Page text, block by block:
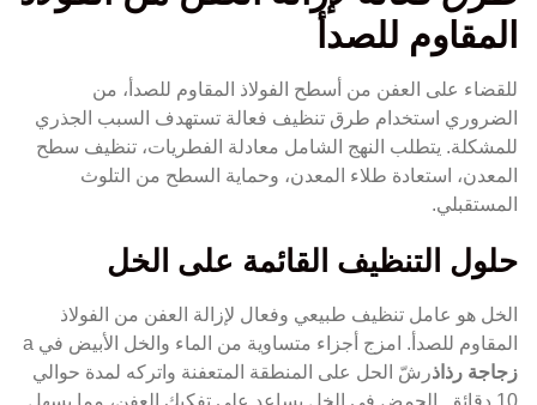
المقاوم للصدأ
للقضاء على العفن من أسطح الفولاذ المقاوم للصدأ، من
الضروري استخدام طرق تنظيف فعالة تستهدف السبب الجذري
للمشكلة. يتطلب النهج الشامل معادلة الفطريات، تنظيف سطح
المعدن، استعادة طلاء المعدن، وحماية السطح من التلوث
المستقبلي.
حلول التنظيف القائمة على الخل
الخل هو عامل تنظيف طبيعي وفعال لإزالة العفن من الفولاذ
المقاوم للصدأ. امزج أجزاء متساوية من الماء والخل الأبيض في a
زجاجة رذاذرشّ الحل على المنطقة المتعفنة واتركه لمدة حوالي
10 دقائق. الحمض في الخل يساعد على تفكيك العفن، مما يسهل